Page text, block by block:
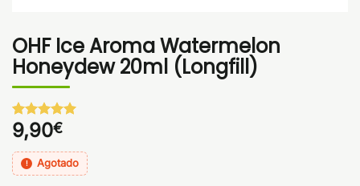
OHF Ice Aroma Watermelon
Honeydew 20ml (Longfill)
Valorado
con5 de 5
en base a
1
valoración
de un
9,90€
Agotado